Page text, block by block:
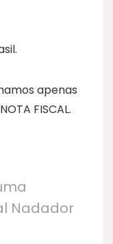
apenas
FISCAL.
Nadador